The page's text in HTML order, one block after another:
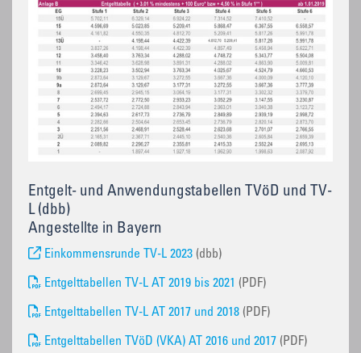
Entgelt- und Anwendungstabellen TVöD und TV-
L (dbb)
Angestellte in Bayern
Einkommensrunde TV-L 2023 (dbb)
Entgelttabellen TV-L AT 2019 bis 2021 (PDF)
Entgelttabellen TV-L AT 2017 und 2018 (PDF)
Entgelttabellen TVöD (VKA) AT 2016 und 2017 (PDF)